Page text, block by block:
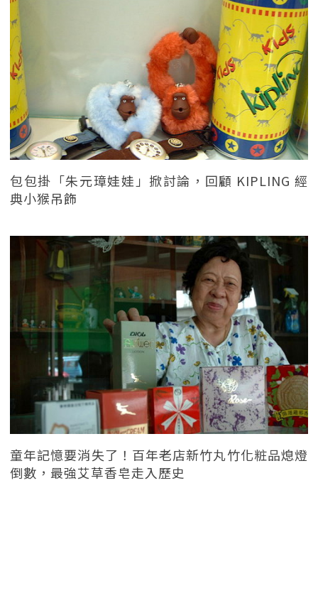
包包掛「朱元璋娃娃」掀討論，回顧 KIPLING 經
典小猴吊飾
童年記憶要消失了！百年老店新竹丸竹化粧品熄燈
倒數，最強艾草香皂走入歷史